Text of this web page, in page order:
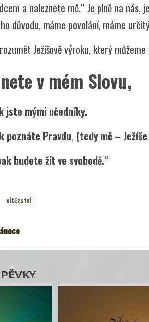
a naleznete mě.“ Je plně na
důvodu, máme povolání, máme
Ježíšově výroku, který
v mém Slovu,
učedníky.
(tedy mě – Ježíše
žít ve svobodě.“
vítězství